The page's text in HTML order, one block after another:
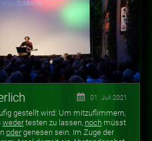
01. Juli 2021
gestellt wird: Um mitzuflimmern,
wedertesten zu lassen, noch müsst
odergenesen sein. Im Zuge der